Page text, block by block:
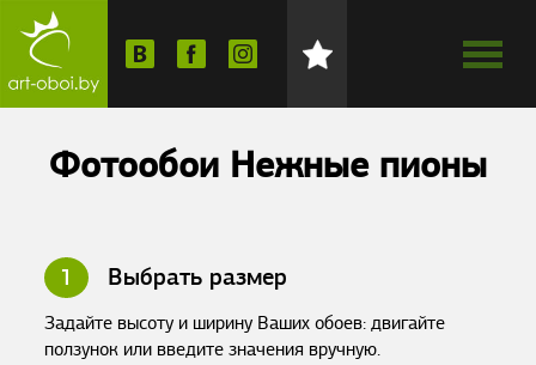
Фотообои Нежные пионы
1 Выбрать размер
Задайте высоту и ширину Ваших обоев: двигайте
ползунок или введите значения вручную.